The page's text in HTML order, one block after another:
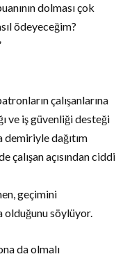
dolması çok
ödeyeceğim?
çalışanlarına
ve iş güvenliği desteği
demiriyle dağıtım
çalışan açısından ciddi
geçimini
olduğunu söylüyor.
da olmalı